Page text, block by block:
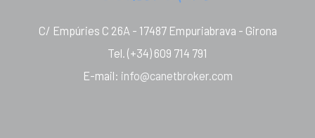
C/ Empúries C 26A - 17487 Empuriabrava - Girona
Tel. (+34) 609 714 791
E-mail: info@canetbroker.com